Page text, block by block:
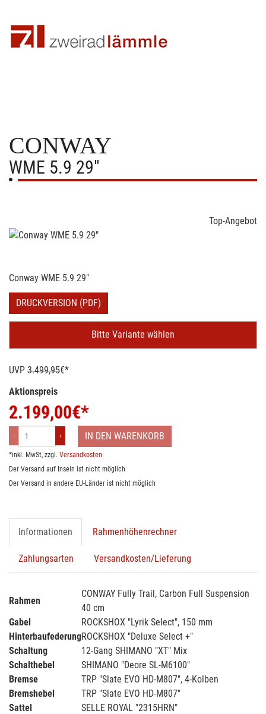
CONWAY
WME 5.9 29"
Top-Angebot
Conway WME 5.9 29"
DRUCKVERSION (PDF)
Bitte Variante wählen
UVP 3.499,95€*
Aktionspreis
2.199,00€*
IN DEN WARENKORB
*inkl. MwSt, zzgl. Versandkosten
Der Versand auf Inseln ist nicht möglich
Der Versand in andere EU-Länder ist nicht möglich
Informationen Rahmenhöhenrechner
Zahlungsarten Versandkosten/Lieferung
Rahmen
CONWAY Fully Trail, Carbon Full Suspension
40 cm
Gabel
ROCKSHOX "Lyrik Select", 150 mm
HinterbaufederungROCKSHOX "Deluxe Select +"
Schaltung
12-Gang SHIMANO "XT" Mix
Schalthebel
SHIMANO "Deore SL-M6100"
Bremse
TRP "Slate EVO HD-M807", 4-Kolben
Bremshebel
TRP "Slate EVO HD-M807"
Sattel
SELLE ROYAL "2315HRN"